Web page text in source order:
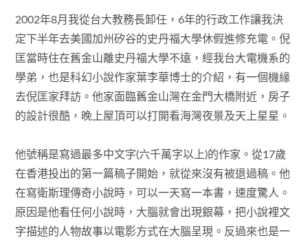
2002年8月我從台大教務長卸任，6年的行政工作讓我決
定下半年去美國加州矽谷的史丹福大學休假進修充電。倪
匡當時住在舊金山離史丹福大學不遠，經我台大電機系的
學弟，也是科幻小說作家葉李華博士的介紹，有一個機緣
去倪匡家拜訪。他家面臨舊金山灣在金門大橋附近，房子
的設計很酷，晚上屋頂可以打開看海灣夜景及天上星星。
他號稱是寫過最多中文字(六千萬字以上)的作家。從17歲
在香港投出的第一篇稿子開始，就從來沒有被退過稿。他
在寫衛斯理傳奇小說時，可以一天寫一本書，速度驚人。
原因是他看任何小說時，大腦就會出現銀幕，把小說裡文
字描述的人物故事以電影方式在大腦呈現。反過來也是一